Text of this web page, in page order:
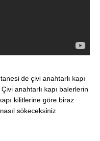
de çivi anahtarlı kapı
anahtarlı kapı balerlerin
kilitlerine göre biraz
sökeceksiniz